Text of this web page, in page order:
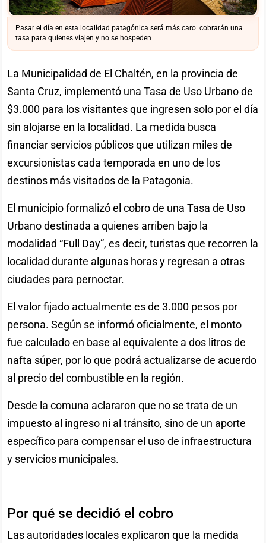
Pasar el día en esta localidad patagónica será más caro: cobrarán una
tasa para quienes viajen y no se hospeden
La Municipalidad de El Chaltén, en la provincia de
Santa Cruz, implementó una Tasa de Uso Urbano de
$3.000 para los visitantes que ingresen solo por el día
sin alojarse en la localidad. La medida busca
financiar servicios públicos que utilizan miles de
excursionistas cada temporada en uno de los
destinos más visitados de la Patagonia.
El municipio formalizó el cobro de una Tasa de Uso
Urbano destinada a quienes arriben bajo la
modalidad “Full Day”, es decir, turistas que recorren la
localidad durante algunas horas y regresan a otras
ciudades para pernoctar.
El valor fijado actualmente es de 3.000 pesos por
persona. Según se informó oficialmente, el monto
fue calculado en base al equivalente a dos litros de
nafta súper, por lo que podrá actualizarse de acuerdo
al precio del combustible en la región.
Desde la comuna aclararon que no se trata de un
impuesto al ingreso ni al tránsito, sino de un aporte
específico para compensar el uso de infraestructura
y servicios municipales.
Por qué se decidió el cobro
Las autoridades locales explicaron que la medida